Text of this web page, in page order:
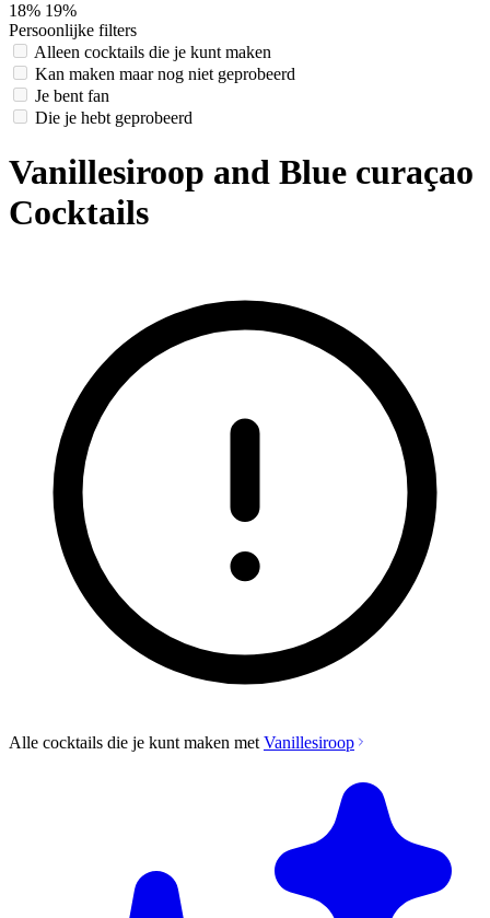
18% 19%
Persoonlijke filters
Alleen cocktails die je kunt maken
Kan maken maar nog niet geprobeerd
Je bent fan
Die je hebt geprobeerd
Vanillesiroop and Blue curaçao
Cocktails
Alle cocktails die je kunt maken met Vanillesiroop